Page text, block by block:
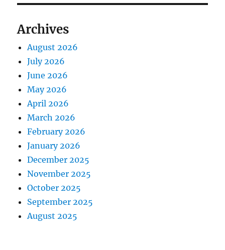
Archives
August 2026
July 2026
June 2026
May 2026
April 2026
March 2026
February 2026
January 2026
December 2025
November 2025
October 2025
September 2025
August 2025